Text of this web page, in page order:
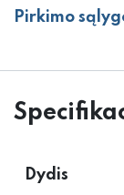
Pirkimo
Dydis